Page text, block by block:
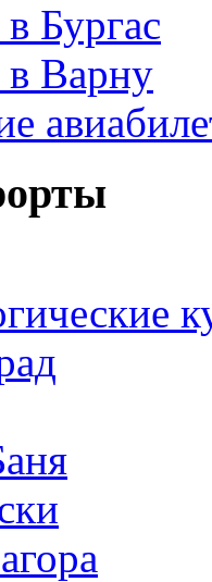
Бургас
Варну